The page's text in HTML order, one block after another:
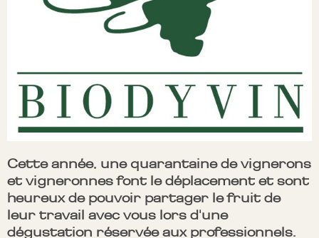
Cette année, une quarantaine de vignerons
et vigneronnes font le déplacement et sont
heureux de pouvoir partager le fruit de
leur travail avec vous lors d'une
dégustation réservée aux professionnels.